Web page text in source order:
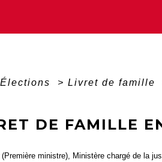
> Livret de famille
DE FAMILLE
ministre), Ministère chargé de la